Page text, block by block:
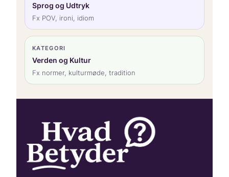
Sprog og Udtryk
Fx POV, ironi, idiom
KATEGORI
Verden og Kultur
Fx normer, kulturmøde, tradition